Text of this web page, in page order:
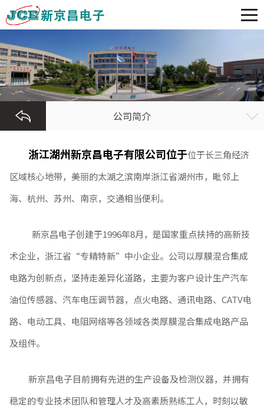
公司简介
浙江湖州新京昌电子有限公司位于位于长三角经济
区域核心地带，美丽的太湖之滨南岸浙江省湖州市，毗邻上
海、杭州、苏州、南京，交通相当便利。
新京昌电子创建于1996年8月，是国家重点扶持的高新技
术企业，浙江省“专精特新”中小企业。公司以厚膜混合集成
电路为创新点，坚持走差异化道路，主要为客户设计生产汽车
油位传感器、汽车电压调节器，点火电路、通讯电路、CATV电
路、电动工具、电阻网络等各领域各类厚膜混合集成电路产品
及组件。
新京昌电子目前拥有先进的生产设备及检测仪器，并拥有
稳定的专业技术团队和管理人才及高素质熟练工人，时刻以敏